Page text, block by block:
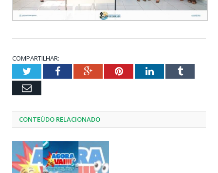
COMPARTILHAR:
TwitterFacebookGoogle+PinterestLinkedInTumblr
Email
CONTEÚDO RELACIONADO